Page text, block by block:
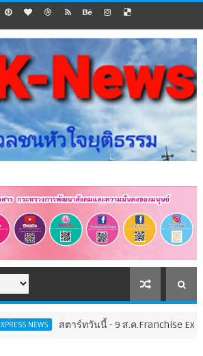
สตาร์ทวันนี้ - 9 ส.ค.Franchise Expo Thailand